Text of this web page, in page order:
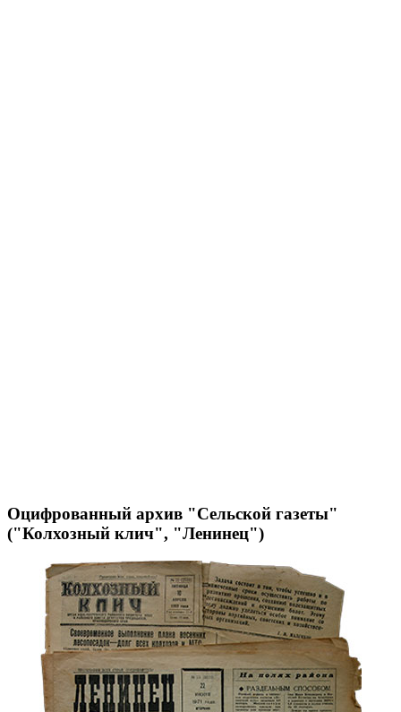
Оцифрованный архив "Сельской газеты"
("Колхозный клич", "Ленинец")